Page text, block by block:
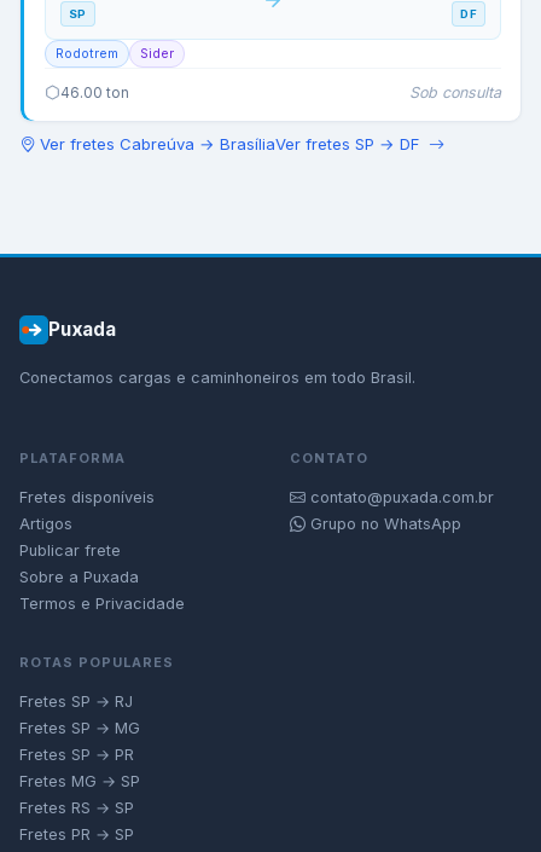
SP DF
Rodotrem Sider
46.00 ton Sob consulta
Ver fretes Cabreúva → BrasíliaVer fretes SP → DF
Puxada
Conectamos cargas e caminhoneiros em todo Brasil.
PLATAFORMA
Fretes disponíveis
Artigos
Publicar frete
Sobre a Puxada
Termos e Privacidade
CONTATO
contato@puxada.com.br
Grupo no WhatsApp
ROTAS POPULARES
Fretes SP → RJ
Fretes SP → MG
Fretes SP → PR
Fretes MG → SP
Fretes RS → SP
Fretes PR → SP